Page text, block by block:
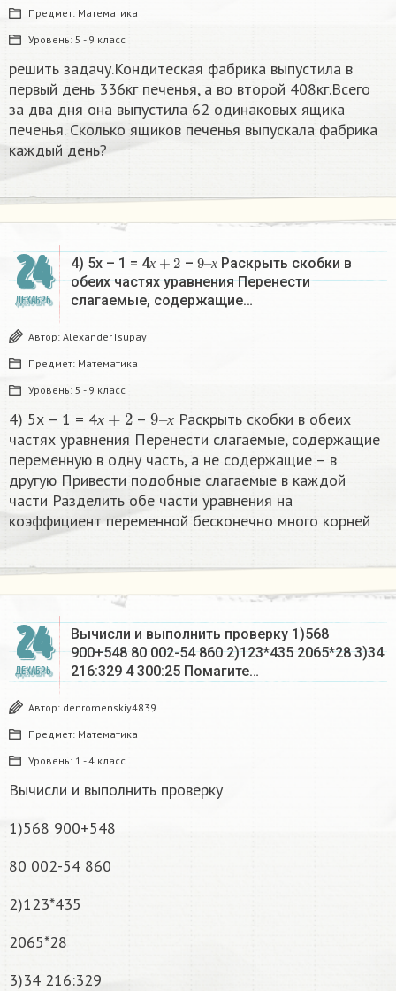
Предмет: Математика
Уровень: 5 - 9 класс
решить задачу.Кондитеская фабрика выпустила в
первый день 336кг печенья, а во второй 408кг.Всего
за два дня она выпустила 62 одинаковых ящика
печенья. Сколько ящиков печенья выпускала фабрика
каждый день?
24
ДЕКАБРЬ
4) 5х – 1 = 4х
х+2 – х
9–
х
Раскрыть скобки в
обеих частях уравнения Перенести
слагаемые, содержащие…
Автор: AlexanderTsupay
Предмет: Математика
Уровень: 5 - 9 класс
4) 5х – 1 = 4х – х
9
х
Раскрыть скобки в обеих
частях уравнения Перенести слагаемые, содержащие
переменную в одну часть, а не содержащие – в
другую Привести подобные слагаемые в каждой
части Разделить обе части уравнения на
коэффициент переменной бесконечно много корней​
24
ДЕКАБРЬ
Вычисли и выполнить проверку 1)568
900+548 80 002-54 860 2)123*435 2065*28 3)34
216:329 4 300:25 Помагите…
Автор: denromenskiy4839
Предмет: Математика
Уровень: 1 - 4 класс
Вычисли и выполнить проверку
1)568 900+548
80 002-54 860
2)123*435
2065*28
3)34 216:329